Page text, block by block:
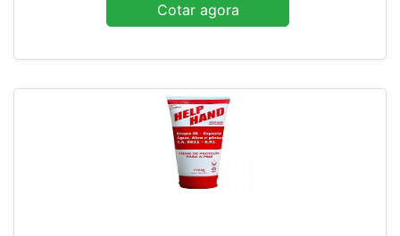
Cotar agora